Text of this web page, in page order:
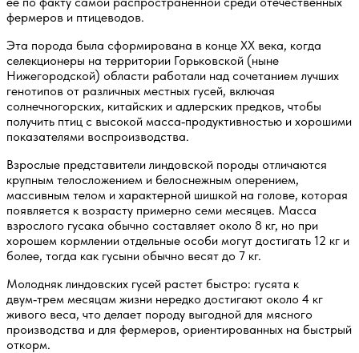
фермеров и птицеводов.
Эта порода была сформирована в конце XX века, когда
селекционеры на территории Горьковской (ныне
Нижегородской) области работали над сочетанием лучших
генотипов от различных местных гусей, включая
солнечногорских, китайских и адлерских предков, чтобы
получить птиц с высокой масса‑продуктивностью и хорошими
показателями воспроизводства.
Взрослые представители линдовской породы отличаются
крупным телосложением и белоснежным оперением,
массивным телом и характерной шишкой на голове, которая
появляется к возрасту примерно семи месяцев. Масса
взрослого гусака обычно составляет около 8 кг, но при
хорошем кормлении отдельные особи могут достигать 12 кг и
более, тогда как гусыни обычно весят до 7 кг.
Молодняк линдовских гусей растет быстро: гусята к
двум‑трем месяцам жизни нередко достигают около 4 кг
живого веса, что делает породу выгодной для мясного
производства и для фермеров, ориентированных на быстрый
откорм.